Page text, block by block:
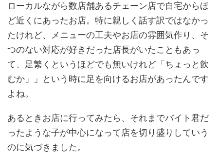
ローカルながら数店舗あるチェーン店で自宅からほ
ど近くにあったお店。特に親しく話す訳ではなかっ
たけれど、メニューの工夫やお店の雰囲気作り、そ
つのない対応が好きだった店長がいたこともあっ
て、足繁くというほどでも無いけれど「ちょっと飲
むか」」という時に足を向けるお店があったんです
よね。
あるときお店に行ってみたら、それまでバイト君だ
ったような子が中心になって店を切り盛りしていう
のに気づきました。